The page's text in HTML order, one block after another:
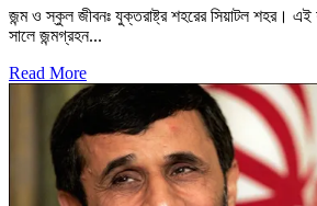
জন্ম ও স্কুল জীবনঃ যুক্তরাষ্ট্র শহরের সিয়াটল শহর।
সালে জন্মগ্রহন...
Read More